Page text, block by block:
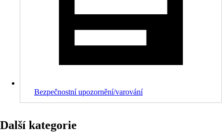
Bezpečnostní upozornění/varování
Další kategorie